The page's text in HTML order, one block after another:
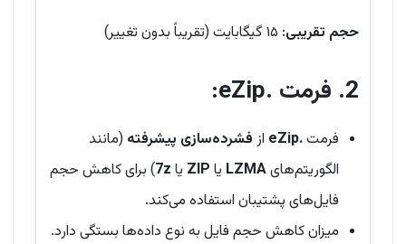
حجم تقریبی: ۱۵ گیگابایت (تقریباً بدون تغییر)
2. فرمت .eZip :
فرمت.eZip از فشرده‌سازی پیشرفته (مانند
الگوریتم‌هایLZMA یا ZIP یا 7z) برای کاهش حجم
فایل‌های پشتیبان استفاده می‌کند.
میزان کاهش حجم فایل به نوع داده‌ها بستگی دارد.